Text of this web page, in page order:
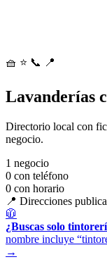
🧺 ⭐ 📞 📍
Lavanderías
Directorio local con
negocio.
1 negocio
0 con teléfono
0 con horario
📍 Direcciones
🧥
¿Buscas solo
nombre incluye
→